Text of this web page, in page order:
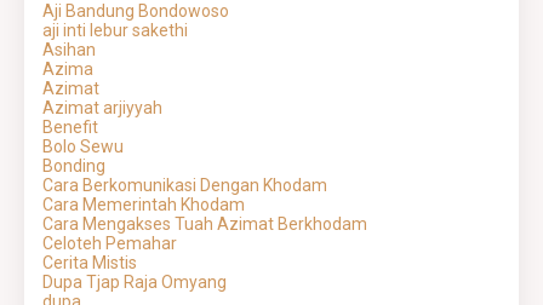
Aji Bandung Bondowoso
aji inti lebur sakethi
Asihan
Azima
Azimat
Azimat arjiyyah
Benefit
Bolo Sewu
Bonding
Cara Berkomunikasi Dengan Khodam
Cara Memerintah Khodam
Cara Mengakses Tuah Azimat Berkhodam
Celoteh Pemahar
Cerita Mistis
Dupa Tjap Raja Omyang